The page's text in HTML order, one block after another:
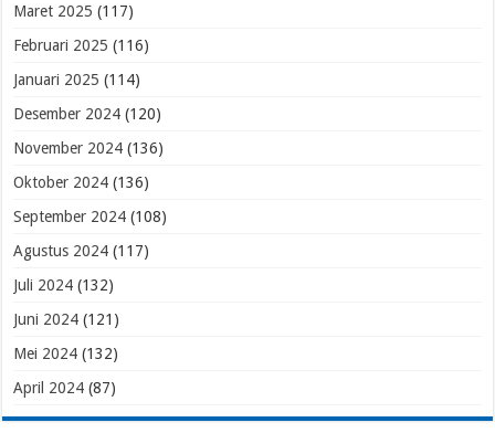
Maret 2025 (117)
Februari 2025 (116)
Januari 2025 (114)
Desember 2024 (120)
November 2024 (136)
Oktober 2024 (136)
September 2024 (108)
Agustus 2024 (117)
Juli 2024 (132)
Juni 2024 (121)
Mei 2024 (132)
April 2024 (87)